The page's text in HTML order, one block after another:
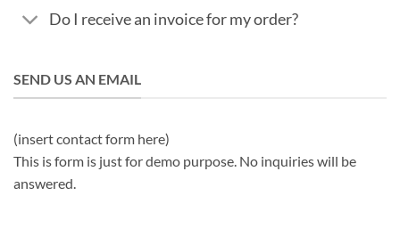
Do I receive an invoice for my order?
SEND US AN EMAIL
(insert contact form here)
This is form is just for demo purpose. No inquiries will be
answered.